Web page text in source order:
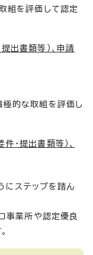
組を評価して認定
出書類等）、申請
極的な取組を評価し
・提出書類等）、
にステップを踏ん
事業所や認定優良